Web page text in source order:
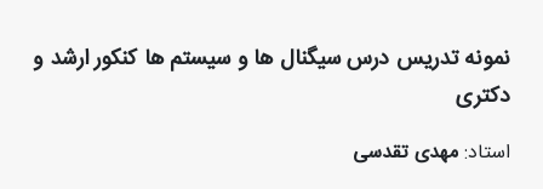
نمونه تدریس درس سیگنال ها و سیستم ها کنکور ارشد و
دکتری
استاد:مهدی تقدسی